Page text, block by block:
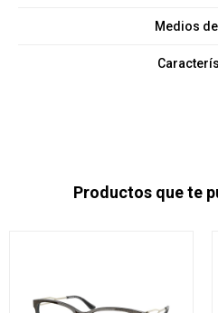
Medios
Productos que te